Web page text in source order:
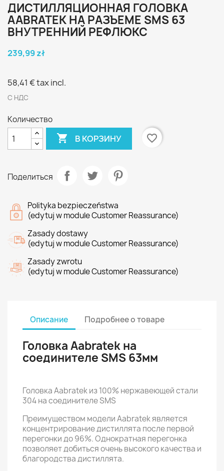
ДИСТИЛЛЯЦИОННАЯ ГОЛОВКА
AABRATEK НА РАЗЪЕМЕ SMS 63
ВНУТРЕННИЙ РЕФЛЮКС
239,99 zł
58,41 €tax incl.
С НДС
Количество
 В КОРЗИНУ favorite_border
Поделиться
Polityka bezpieczeństwa
(edytuj w module Customer Reassurance)
Zasady dostawy
(edytuj w module Customer Reassurance)
Zasady zwrotu
(edytuj w module Customer Reassurance)
Описание Подробнее о товаре
Головка Aabratek на
соединителе SMS 63мм
Головка Aabratek из 100% нержавеющей стали
304 на соединителе SMS
Преимуществом модели Aabratek является
концентрирование дистиллята после первой
перегонки до 96%. Однократная перегонка
позволяет добиться очень высокого качества и
благородства дистиллята.